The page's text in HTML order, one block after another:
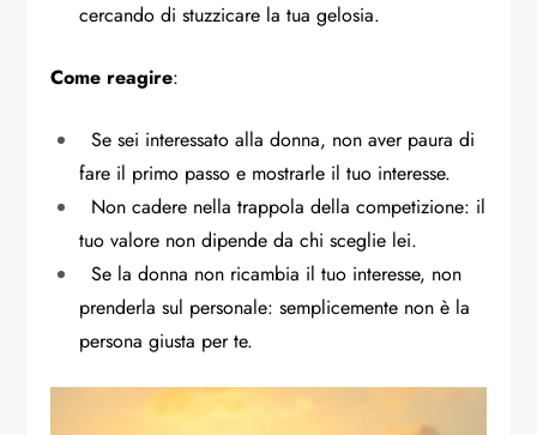
cercando di stuzzicare la tua gelosia.
Come reagire:
Se sei interessato alla donna, non aver paura di
fare il primo passo e mostrarle il tuo interesse.
Non cadere nella trappola della competizione: il
tuo valore non dipende da chi sceglie lei.
Se la donna non ricambia il tuo interesse, non
prenderla sul personale: semplicemente non è la
persona giusta per te.